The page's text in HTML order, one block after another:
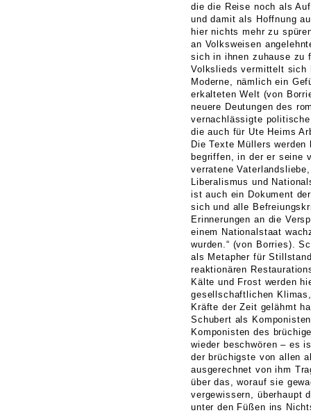
die die Reise noch als
und damit als Hoffnung
hier nichts mehr zu
an Volksweisen
sich in ihnen zuhause zu
Volkslieds vermittelt sich
Moderne, nämlich ein
erkalteten Welt (von
neuere Deutungen des
vernachlässigte
die auch für Ute Heims
Die Texte Müllers
begriffen, in der er seine
verratene
Liberalismus und
ist auch ein Dokument
sich und alle
Erinnerungen an die
einem Nationalstaat
wurden.“ (von Borries).
als Metapher für
reaktionären
Kälte und Frost werden
gesellschaftlichen
Kräfte der Zeit gelähmt
Schubert als
Komponisten des
wieder beschwören – es
der brüchigste von allen
ausgerechnet von ihm
über das, worauf sie
vergewissern, überhaupt
unter den Füßen ins